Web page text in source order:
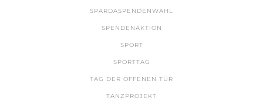
SPARDASPENDENWAHL
SPENDENAKTION
SPORT
SPORTTAG
TAG DER OFFENEN TÜR
TANZPROJEKT